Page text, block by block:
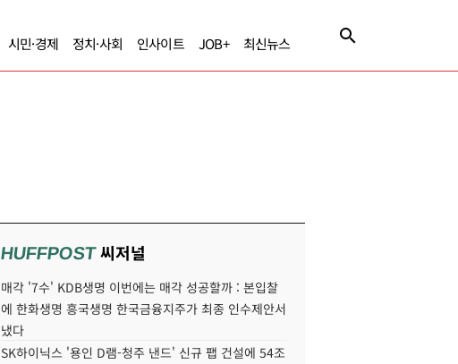
시민·경제 정치·사회 인사이트 JOB+ 최신뉴스
HUFFPOST씨저널
매각 '7수' KDB생명 이번에는 매각 성공할까 : 본입찰
에 한화생명 흥국생명 한국금융지주가 최종 인수제안서
냈다
SK하이닉스 '용인 D램-청주 낸드' 신규 팹 건설에 54조